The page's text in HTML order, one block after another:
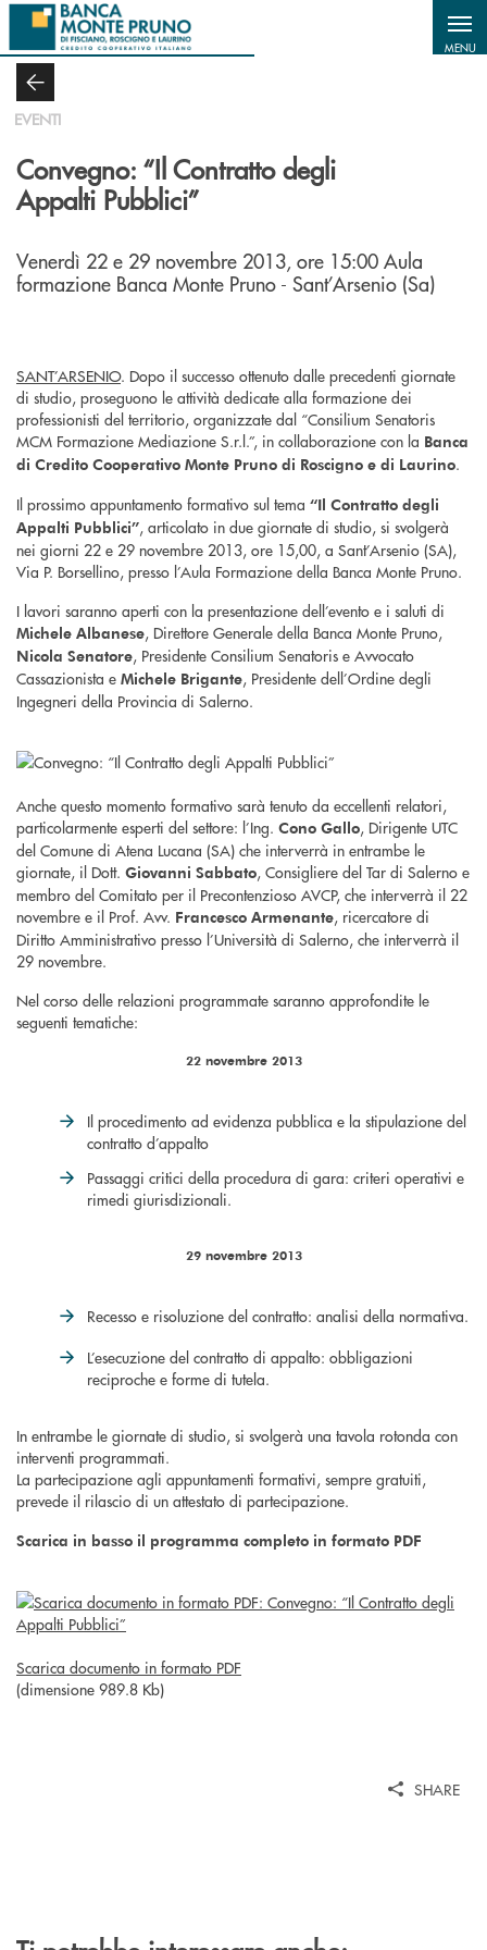
Salta al contenuto principale
MENU
EVENTI
Convegno: “Il Contratto degli
Appalti Pubblici”
Venerdì 22 e 29 novembre 2013, ore 15:00 Aula
formazione Banca Monte Pruno - Sant’Arsenio (Sa)
SANT’ARSENIO. Dopo il successo ottenuto dalle precedenti giornate
di studio, proseguono le attività dedicate alla formazione dei
professionisti del territorio, organizzate dal “Consilium Senatoris
MCM Formazione Mediazione S.r.l.”, in collaborazione con la Banca
di Credito Cooperativo Monte Pruno di Roscigno e di Laurino.
Il prossimo appuntamento formativo sul tema “Il Contratto degli
Appalti Pubblici”, articolato in due giornate di studio, si svolgerà
nei giorni 22 e 29 novembre 2013, ore 15,00, a Sant’Arsenio (SA),
Via P. Borsellino, presso l’Aula Formazione della Banca Monte Pruno.
I lavori saranno aperti con la presentazione dell’evento e i saluti di
Michele Albanese, Direttore Generale della Banca Monte Pruno,
Nicola Senatore, Presidente Consilium Senatoris e Avvocato
Cassazionista e Michele Brigante, Presidente dell’Ordine degli
Ingegneri della Provincia di Salerno.
Anche questo momento formativo sarà tenuto da eccellenti relatori,
particolarmente esperti del settore: l’Ing. Cono Gallo, Dirigente UTC
del Comune di Atena Lucana (SA) che interverrà in entrambe le
giornate, il Dott. Giovanni Sabbato, Consigliere del Tar di Salerno e
membro del Comitato per il Precontenzioso AVCP, che interverrà il 22
novembre e il Prof. Avv. Francesco Armenante, ricercatore di
Diritto Amministrativo presso l’Università di Salerno, che interverrà il
29 novembre.
Nel corso delle relazioni programmate saranno approfondite le
seguenti tematiche:
22 novembre 2013
Il procedimento ad evidenza pubblica e la stipulazione del
contratto d’appalto
Passaggi critici della procedura di gara: criteri operativi e
rimedi giurisdizionali.
29 novembre 2013
Recesso e risoluzione del contratto: analisi della normativa.
L’esecuzione del contratto di appalto: obbligazioni
reciproche e forme di tutela.
In entrambe le giornate di studio, si svolgerà una tavola rotonda con
interventi programmati.
La partecipazione agli appuntamenti formativi, sempre gratuiti,
prevede il rilascio di un attestato di partecipazione.
Scarica in basso il programma completo in formato PDF
Scarica documento in formato PDF
(dimensione 989.8 Kb)
SHARE